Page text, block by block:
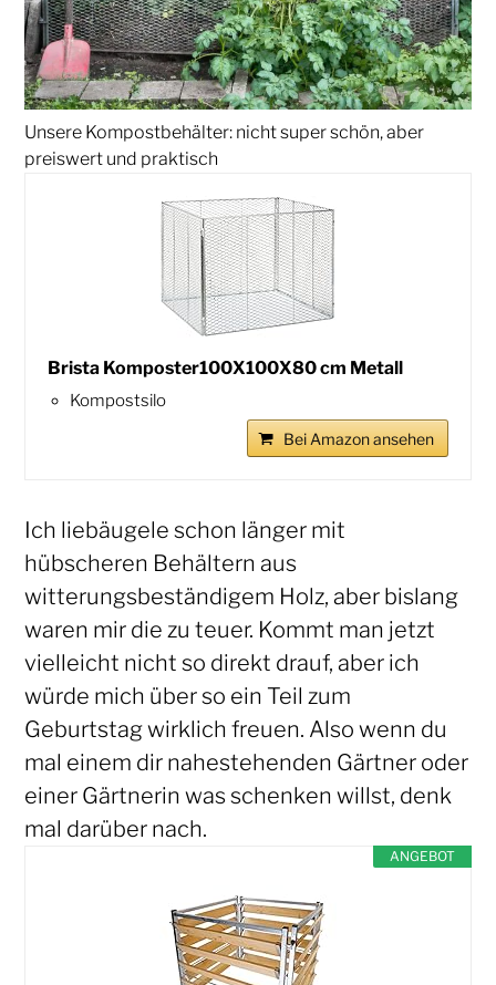
Unsere Kompostbehälter: nicht super schön, aber
preiswert und praktisch
Brista Komposter100X100X80 cm Metall
Kompostsilo
Bei Amazon ansehen
Ich liebäugele schon länger mit
hübscheren Behältern aus
witterungsbeständigem Holz, aber bislang
waren mir die zu teuer. Kommt man jetzt
vielleicht nicht so direkt drauf, aber ich
würde mich über so ein Teil zum
Geburtstag wirklich freuen. Also wenn du
mal einem dir nahestehenden Gärtner oder
einer Gärtnerin was schenken willst, denk
mal darüber nach.
ANGEBOT